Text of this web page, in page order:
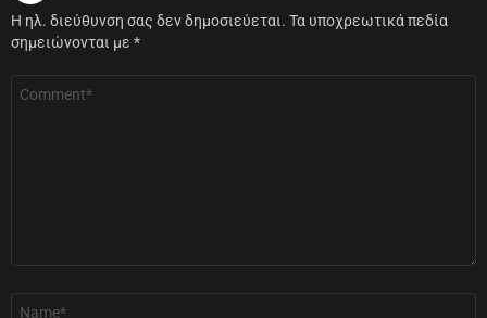
Η ηλ. διεύθυνση σας δεν δημοσιεύεται. Τα υποχρεωτικά πεδία
σημειώνονται με *
Σχόλιο
Όνομα